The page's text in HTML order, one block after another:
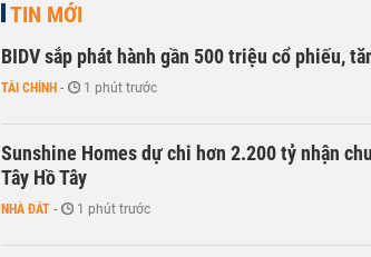
TIN MỚI
BIDV sắp phát hành gần 500 triệu cổ phiếu,
TÀI CHÍNH - 1 phút trước
Sunshine Homes dự chi hơn 2.200 tỷ nhận
Tây Hồ Tây
NHÀ ĐẤT - 1 phút trước